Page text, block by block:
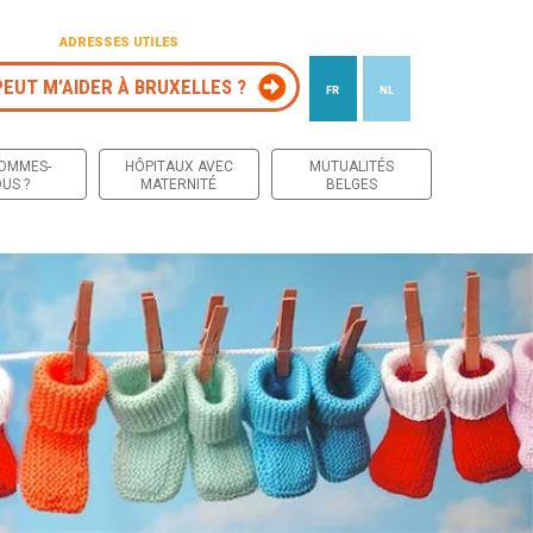
ADRESSES UTILES
M’AIDER À BRUXELLES ? FR NL
?
HÔPITAUX AVEC
MATERNITÉ
MUTUALITÉS
BELGES